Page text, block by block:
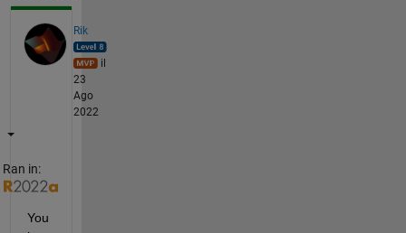
Rik
il
23
Ago
2022
Ran in:
You